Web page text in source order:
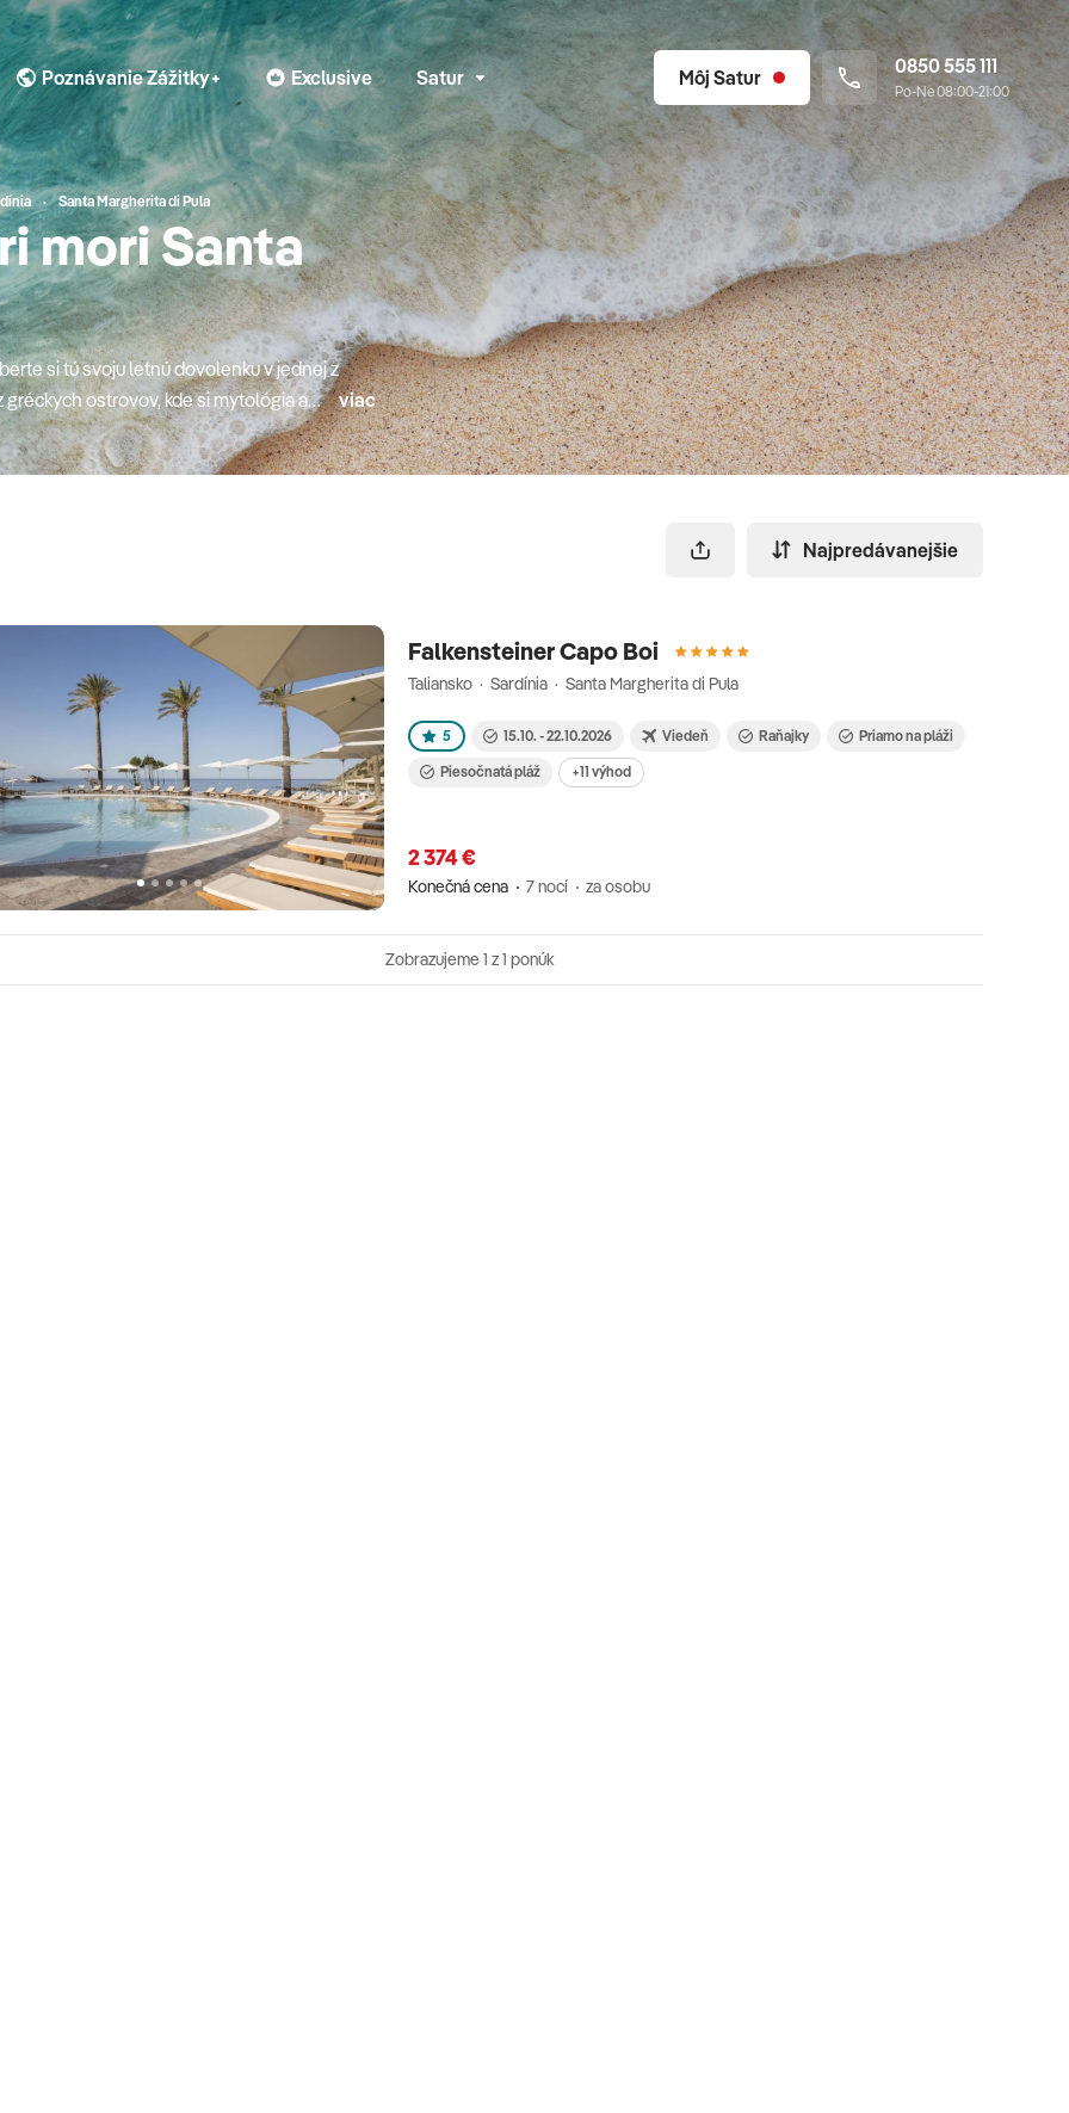
Poznávanie Zážitky+ Exclusive Satur Môj Satur 0850 555 111
Po-Ne 08:00-21:00
Santa Margherita di Pula
mori Santa
si tú svoju letnú dovolenku v jednej z
ostrovov, kde si mytológia a
inclusive konceptom alebo radšej
leta, "egyptský Karibik" v Marsa
a Famagusty s čistou vodou
vytvárajú autentickú
podnebím a bohatou históriou. Južný
s jemným pieskom a vodnými parkmi
život lákajú potápačov. Stredomorské
- HurghadaHurghada je potápačský
priamo z hotela. Piesočné pláže a
all-inclusive služby uľahčujú relax. Egypt
mora s bielym pieskom a
zážitok. TuniskoTunisko láka
parkmi. Starobylé pamiatky Kartága a
Rodinné taverny a grécka
je nedotknutý ostrov s divokými
dediny a autentická grécka
plážami Elafonisi. Rozmanité hory,
hrad a pláže Tsambika s
všetky vekové kategórie. Živá grécka
dediny v horách lákajú
pre relax. Grécko - KorfuKorfu
Vodné športy a rodinné
a Costa Smeralda s blankytným
luxusný rozmer. Ostrovný raj pre rodiny
dostupné all-inclusive rezorty s
láka Costa del Sol
a nočný život Andalúzie vytvárajú
od jari do jesene. Malorka či Ibiza
Dubrovník je klenotom Jadranu.
kuchyňa a aktívne dovolenky lákajú
viac
Najpredávanejšie
Falkensteiner Capo Boi
Taliansko · Sardínia · Santa Margherita di Pula
5 15.10. - 22.10.2026 Viedeň Raňajky Priamo na pláži
Piesočnatá pláž +11 výhod
2 374 €
Konečná cena 7 nocí za osobu
Zobrazujeme 1 z 1 ponúk